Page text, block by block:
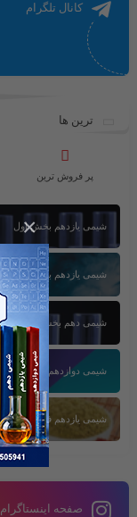
×
کانال تلگرام
ترین ها
پر فروش ترین
شیمی یازدهم بخش اول
شیمی یازدهم بخش سوم
شیمی دهم بخش اول
شیمی دوازدهم بخش سوم
شیمی یازدهم فصل دوم
صفحه اینستاگرام